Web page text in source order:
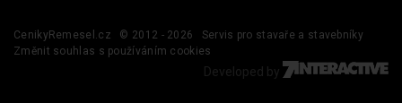
CenikyRemesel.cz © 2012 - 2026
Servis pro stavaře a stavebníky
Změnit souhlas s používáním cookies
Developed by